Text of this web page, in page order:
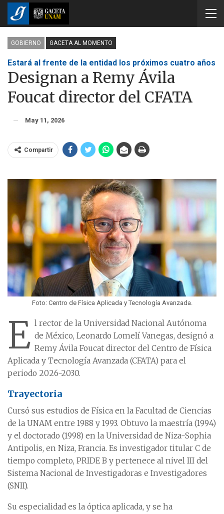
GOBIERNO GACETA AL MOMENTO
Estará al frente de la entidad los próximos cuatro años
Designan a Remy Ávila
Foucat director del CFATA
May 11, 2026
Compartir
Foto: Centro de Física Aplicada y Tecnología Avanzada.
E l rector de la Universidad Nacional Autónoma
de México, Leonardo Lomelí Vanegas, designó a
Remy Ávila Foucat director del Centro de Física
Aplicada y Tecnología Avanzada (CFATA) para el
periodo 2026-2030.
Trayectoria
Cursó sus estudios de Física en la Facultad de Ciencias
de la UNAM entre 1988 y 1993. Obtuvo la maestría (1994)
y el doctorado (1998) en la Universidad de Niza-Sophia
Antipolis, en Niza, Francia. Es investigador titular C de
tiempo completo, PRIDE B y pertenece al nivel III del
Sistema Nacional de Investigadoras e Investigadores
(SNII).
Su especialidad es la óptica aplicada, y se ha